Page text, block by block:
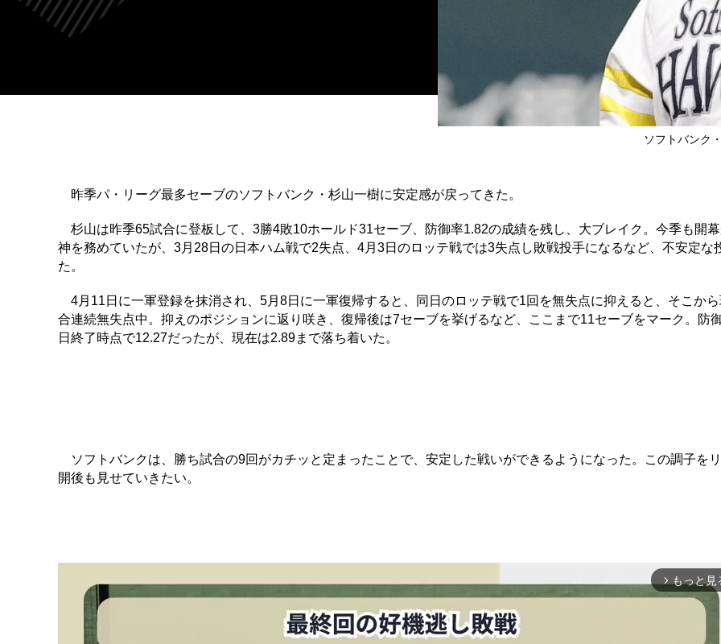
ソフトバンク
昨季パ・リーグ最多セーブのソフトバンク・杉山一樹に安定感が戻ってきた。
杉山は昨季65試合に登板して、3勝4敗10ホールド31セーブ、防御率1.82の成績を残し、大ブレイク。今季も開
神を務めていたが、3月28日の日本ハム戦で2失点、4月3日のロッテ戦では3失点し敗戦投手になるなど、不安定な
た。
4月11日に一軍登録を抹消され、5月8日に一軍復帰すると、同日のロッテ戦で1回を無失点に抑えると、そこか
合連続無失点中。抑えのポジションに返り咲き、復帰後は7セーブを挙げるなど、ここまで11セーブをマーク。防
日終了時点で12.27だったが、現在は2.89まで落ち着いた。
ソフトバンクは、勝ち試合の9回がカチッと定まったことで、安定した戦いができるようになった。この調子を
開後も見せていきたい。
arrow_forward_ios もっと見